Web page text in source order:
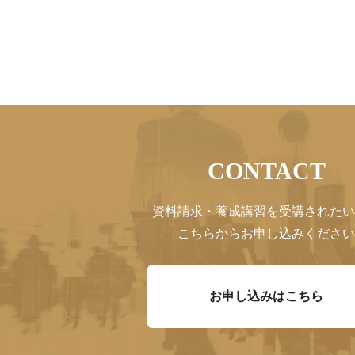
CONTACT
資料請求・養成講習を受講された
こちらからお申し込みください
お申し込みはこちら